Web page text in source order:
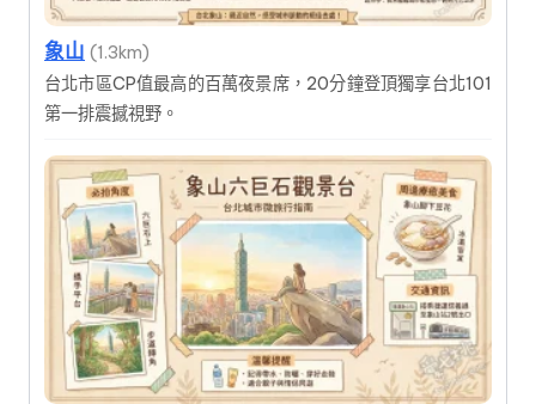
象山 (1.3km)
台北市區CP值最高的百萬夜景席，20分鐘登頂獨享台北101
第一排震撼視野。